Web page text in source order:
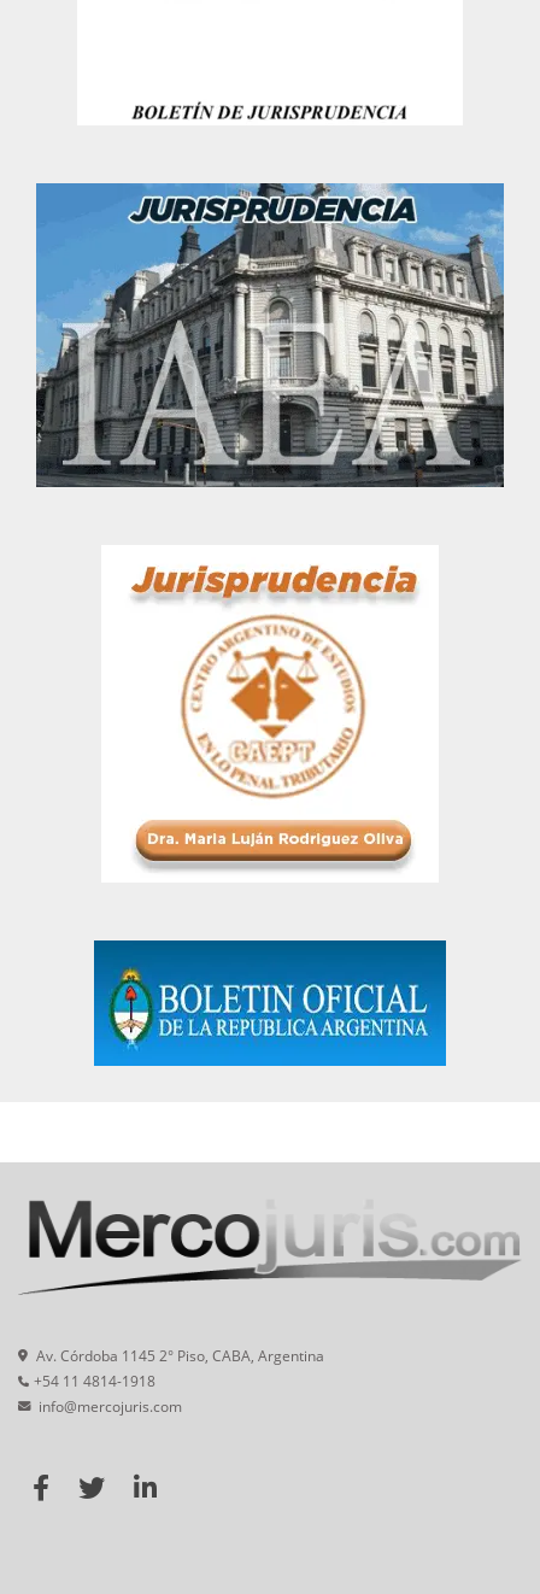
Av. Córdoba 1145 2° Piso, CABA, Argentina
+54 11 4814-1918
info@mercojuris.com